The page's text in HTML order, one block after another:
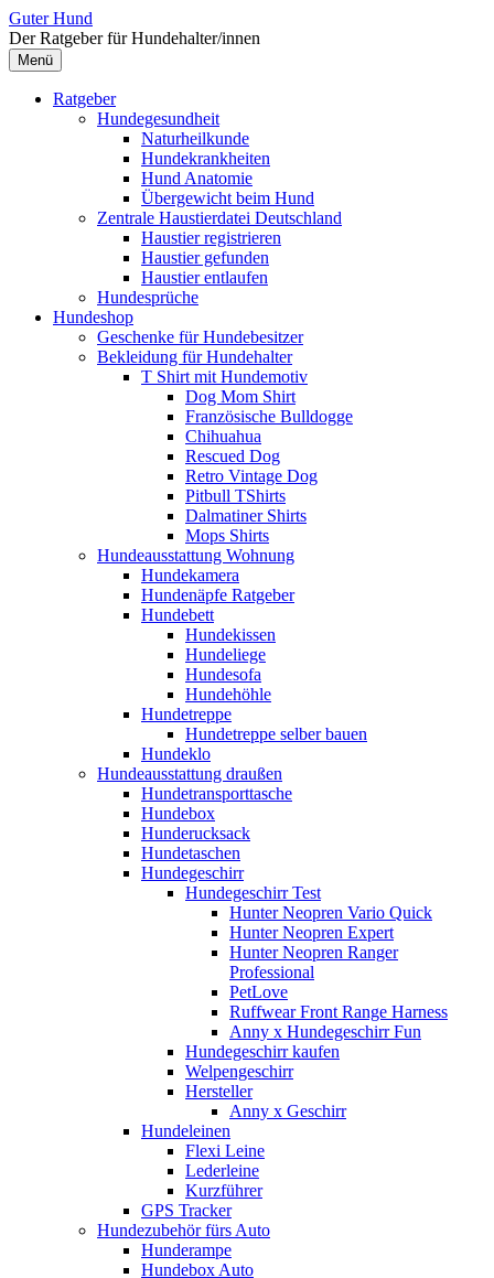
Zum
Inhalt
überspringen
Guter Hund
Der Ratgeber für Hundehalter/innen
Menü
Ratgeber
Hundegesundheit
Naturheilkunde
Hundekrankheiten
Hund Anatomie
Übergewicht beim Hund
Zentrale Haustierdatei Deutschland
Haustier registrieren
Haustier gefunden
Haustier entlaufen
Hundesprüche
Hundeshop
Geschenke für Hundebesitzer
Bekleidung für Hundehalter
T Shirt mit Hundemotiv
Dog Mom Shirt
Französische Bulldogge
Chihuahua
Rescued Dog
Retro Vintage Dog
Pitbull TShirts
Dalmatiner Shirts
Mops Shirts
Hundeausstattung Wohnung
Hundekamera
Hundenäpfe Ratgeber
Hundebett
Hundekissen
Hundeliege
Hundesofa
Hundehöhle
Hundetreppe
Hundetreppe selber bauen
Hundeklo
Hundeausstattung draußen
Hundetransporttasche
Hundebox
Hunderucksack
Hundetaschen
Hundegeschirr
Hundegeschirr Test
Hunter Neopren Vario Quick
Hunter Neopren Expert
Hunter Neopren Ranger
Professional
PetLove
Ruffwear Front Range Harness
Anny x Hundegeschirr Fun
Hundegeschirr kaufen
Welpengeschirr
Hersteller
Anny x Geschirr
Hundeleinen
Flexi Leine
Lederleine
Kurzführer
GPS Tracker
Hundezubehör fürs Auto
Hunderampe
Hundebox Auto